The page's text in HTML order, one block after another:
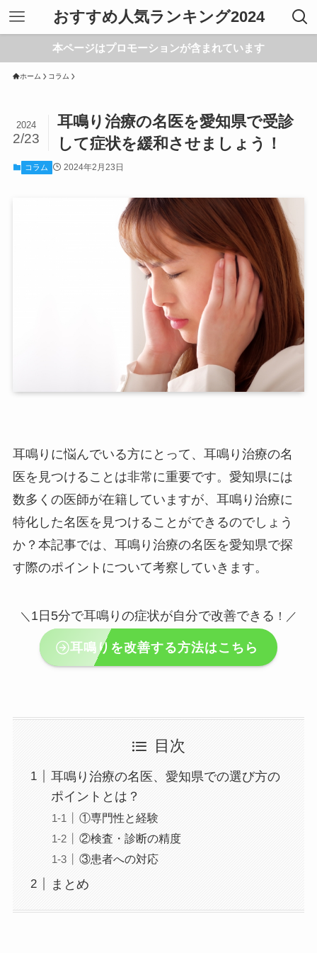
おすすめ人気ランキング2024
本ページはプロモーションが含まれています
ホーム コラム
耳鳴り治療の名医を愛知県で受診
して症状を緩和させましょう！
2024
2/23
コラム 2024年2月23日
耳鳴りに悩んでいる方にとって、耳鳴り治療の名
医を見つけることは非常に重要です。愛知県には
数多くの医師が在籍していますが、耳鳴り治療に
特化した名医を見つけることができるのでしょう
か？本記事では、耳鳴り治療の名医を愛知県で探
す際のポイントについて考察していきます。
＼ 1日5分で耳鳴りの症状が自分で改善できる ！／
耳鳴りを改善する方法はこちら
目次
耳鳴り治療の名医、愛知県での選び方の
ポイントとは？
①専門性と経験
②検査・診断の精度
③患者への対応
まとめ